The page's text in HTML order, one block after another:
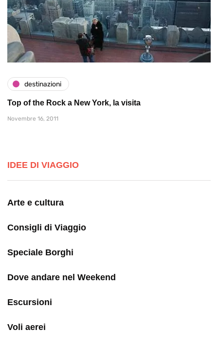
destinazioni
Top of the Rock a New York, la visita
Novembre 16, 2011
IDEE DI VIAGGIO
Arte e cultura
Consigli di Viaggio
Speciale Borghi
Dove andare nel Weekend
Escursioni
Voli aerei